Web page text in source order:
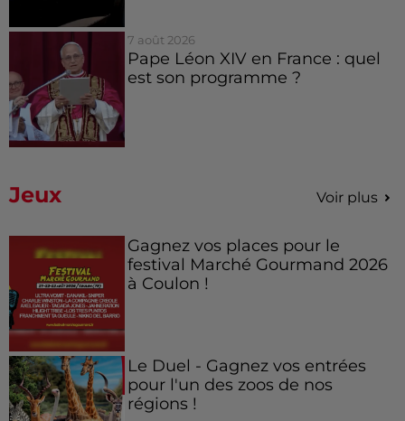
7 août 2026
Pape Léon XIV en France : quel
est son programme ?
Jeux Voir plus
Gagnez vos places pour le
festival Marché Gourmand 2026
à Coulon !
Le Duel - Gagnez vos entrées
pour l'un des zoos de nos
régions !